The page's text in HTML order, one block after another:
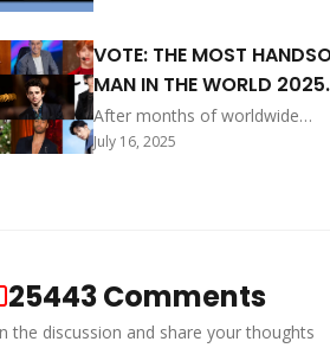
VOTE: THE MOST
MAN IN THE WORLD 2025
(Global Survey)
After months of worldwide
nominations, we proudly
and now, it’s up to you to
ultimate icon of
year’s competition was nothing
July 16, 2025
25443Comments
the discussion and share your thoughts